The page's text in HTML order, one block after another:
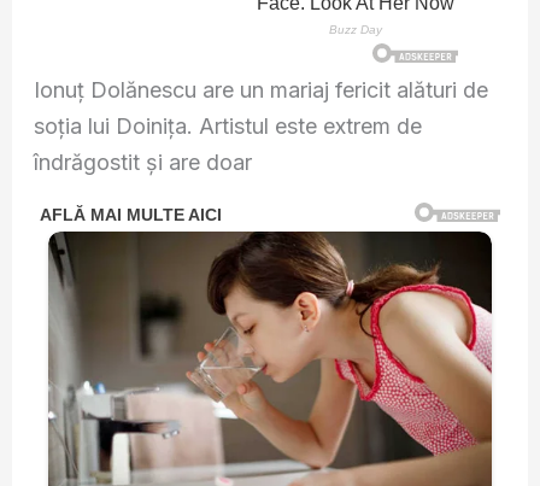
Ionuț Dolănescu are un mariaj fericit alături de
soția lui Doinița. Artistul este extrem de
îndrăgostit și are doar